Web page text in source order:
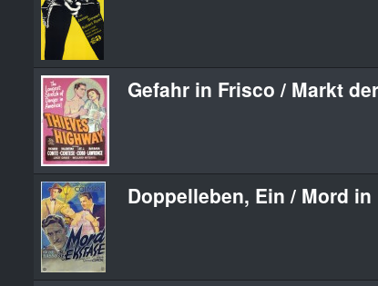
Gefahr in Frisco / Markt
Doppelleben, Ein / Mord in